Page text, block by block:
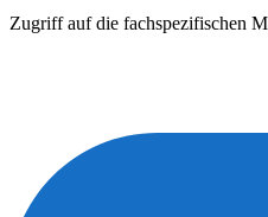
Zugriff auf die fachspezifischen